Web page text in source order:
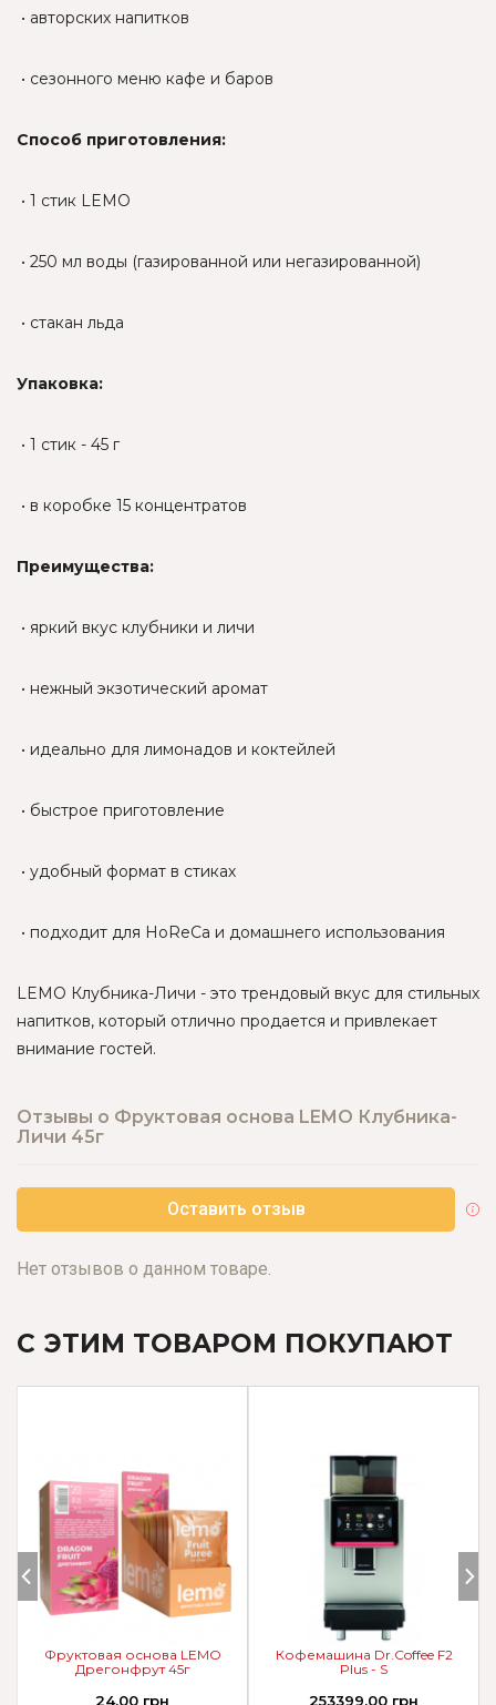
• авторских напитков
• сезонного меню кафе и баров
Способ приготовления:
• 1 стик LEMO
• 250 мл воды (газированной или негазированной)
• стакан льда
Упаковка:
• 1 стик - 45 г
• в коробке 15 концентратов
Преимущества:
• яркий вкус клубники и личи
• нежный экзотический аромат
• идеально для лимонадов и коктейлей
• быстрое приготовление
• удобный формат в стиках
• подходит для HoReCa и домашнего использования
LEMO Клубника-Личи - это трендовый вкус для стильных
напитков, который отлично продается и привлекает
внимание гостей.
Отзывы о Фруктовая основа LEMO Клубника-
Личи 45г
Оставить отзыв
Нет отзывов о данном товаре.
С ЭТИМ ТОВАРОМ ПОКУПАЮТ
Кофемашина Dr.Coffee F2
Plus - S
253399.00 грн
Фруктовая основа LEMO
Дрегонфрут 45г
24.00 грн